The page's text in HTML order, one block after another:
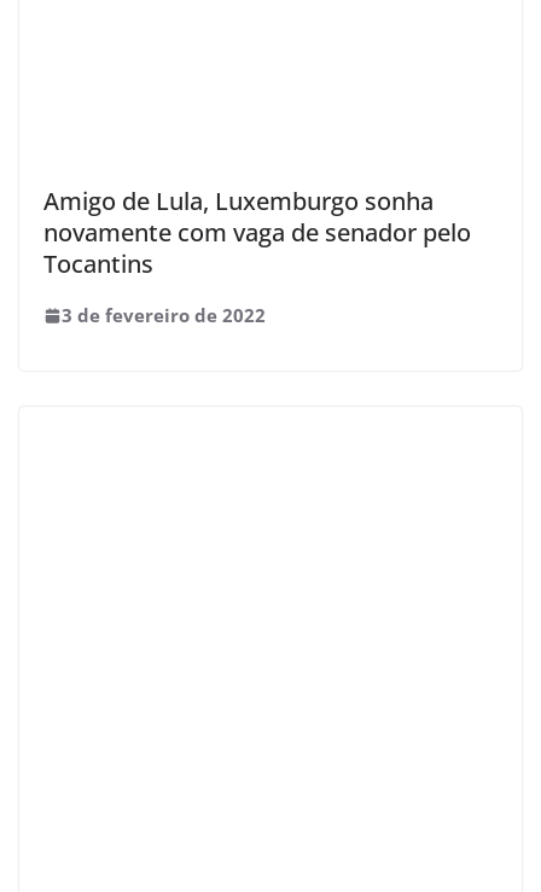
Amigo de Lula, Luxemburgo sonha
novamente com vaga de senador pelo
Tocantins
3 de fevereiro de 2022